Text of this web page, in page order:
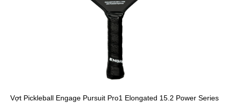
Vợt Pickleball Engage Pursuit Pro1 Elongated 15.2 Power Series